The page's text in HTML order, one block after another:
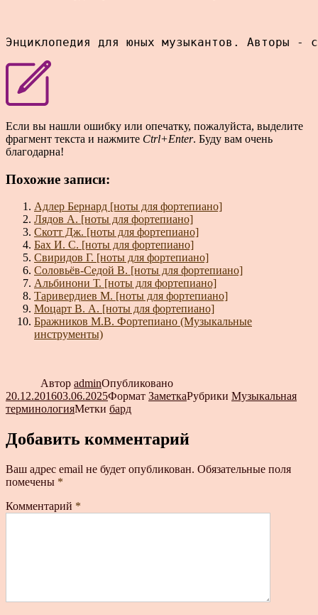
Энциклопедия для юных музыкантов.
Если вы нашли ошибку или опечатку, пожалуйста, выделите
фрагмент текста и нажмите Ctrl+Enter. Буду вам очень
благодарна!
Похожие записи:
Адлер Бернард [ноты для фортепиано]
Лядов А. [ноты для фортепиано]
Скотт Дж. [ноты для фортепиано]
Бах И. С. [ноты для фортепиано]
Свиридов Г. [ноты для фортепиано]
Соловьёв-Седой В. [ноты для фортепиано]
Альбинони Т. [ноты для фортепиано]
Таривердиев М. [ноты для фортепиано]
Моцарт В. А. [ноты для фортепиано]
Бражников М.В. Фортепиано (Музыкальные
инструменты)
Автор adminОпубликовано
20.12.201603.06.2025Формат ЗаметкаРубрики Музыкальная
терминологияМетки бард
Добавить комментарий
Ваш адрес email не будет опубликован. Обязательные поля
помечены *
Комментарий *